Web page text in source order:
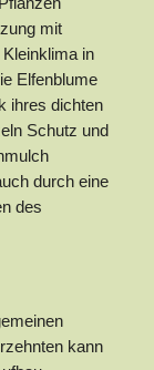
mit
in
Elfenblume
ihres dichten
Schutz und
durch eine
des
kann